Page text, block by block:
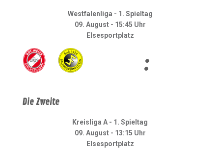
Westfalenliga - 1. Spieltag
09. August - 15:45 Uhr
Elsesportplatz
:
Die Zweite
Kreisliga A - 1. Spieltag
09. August - 13:15 Uhr
Elsesportplatz